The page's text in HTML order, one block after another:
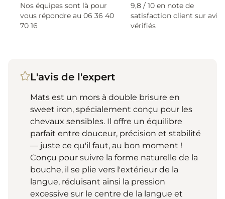
Nos équipes sont là pour
vous répondre au 06 36 40
70 16
9,8 / 10 en note de
satisfaction client sur avis
vérifiés
L'avis de l'expert
Mats est un mors à double brisure en
sweet iron, spécialement conçu pour les
chevaux sensibles. Il offre un équilibre
parfait entre douceur, précision et stabilité
— juste ce qu'il faut, au bon moment !
Conçu pour suivre la forme naturelle de la
bouche, il se plie vers l'extérieur de la
langue, réduisant ainsi la pression
excessive sur le centre de la langue et